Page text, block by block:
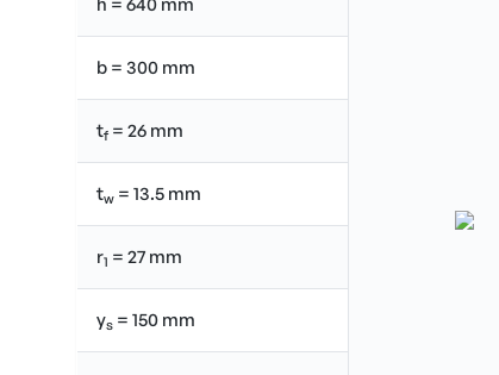
b = 300 mm
tf= 26 mm
tw = 13.5 mm
r1 = 27 mm
ys = 150 mm